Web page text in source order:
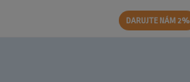
DARUJTE NÁM 2%